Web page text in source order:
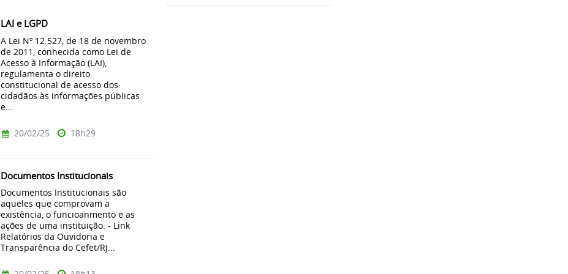
LAI e LGPD
A Lei Nº 12.527, de 18 de novembro
de 2011, conhecida como Lei de
Acesso à Informação (LAI),
regulamenta o direito
constitucional de acesso dos
cidadãos às informações públicas
e...
20/02/25 18h29
Documentos Institucionais
Documentos Institucionais são
aqueles que comprovam a
existência, o funcioanmento e as
ações de uma instituição. - Link
Relatórios da Ouvidoria e
Transparência do Cefet/RJ...